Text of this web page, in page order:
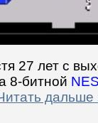
27 лет с
8-битной NES
дальше